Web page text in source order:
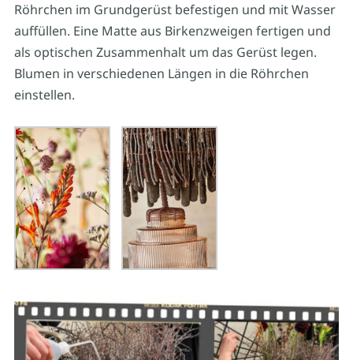
Röhrchen im Grundgerüst befestigen und mit Wasser
auffüllen. Eine Matte aus Birkenzweigen fertigen und
als optischen Zusammenhalt um das Gerüst legen.
Blumen in verschiedenen Längen in die Röhrchen
einstellen.